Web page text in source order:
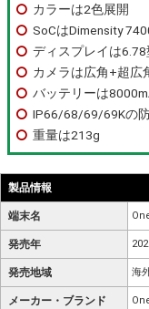
カラーは2色展開
SoCはDimensity
ディスプレイは
カメラは広角+超広
バッテリーは
IP66/68/69/69Kの
重量は213g
製品情報
端末名
発売年
発売地域 海
メーカー・ブランド